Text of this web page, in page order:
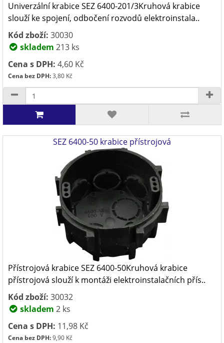
Univerzální krabice SEZ 6400-201/3Kruhová krabice
slouží ke spojení, odbočení rozvodů elektroinstala..
Kód zboží: 30030
skladem 213 ks
Cena s DPH: 4,60 Kč
Cena bez DPH:3,80 Kč
SEZ 6400-50 krabice přístrojová
Přístrojová krabice SEZ 6400-50Kruhová krabice
přístrojová slouží k montáži elektroinstalačních přís..
Kód zboží: 30032
skladem 2 ks
Cena s DPH: 11,98 Kč
Cena bez DPH:9,90 Kč